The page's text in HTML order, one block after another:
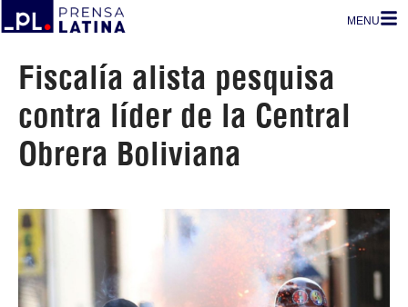
MENU
Fiscalía alista pesquisa
contra líder de la Central
Obrera Boliviana